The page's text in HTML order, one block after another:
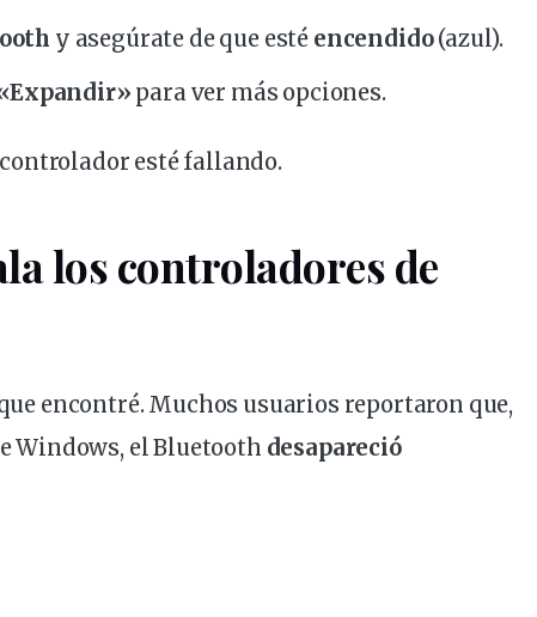
y asegúrate de que esté encendido(azul).
para ver más opciones.
controlador esté fallando.
los controladores de
encontré. Muchos usuarios reportaron que,
Windows, el Bluetooth desapareció